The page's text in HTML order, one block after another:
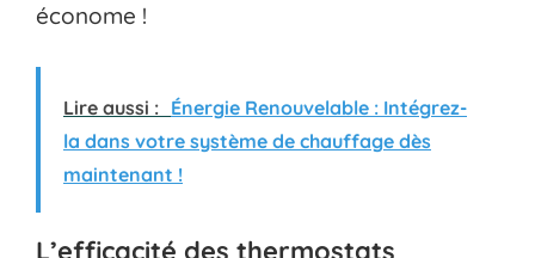
économe !
Lire aussi : Énergie Renouvelable : Intégrez-
la dans votre système de chauffage dès
maintenant !
L’efficacité des thermostats